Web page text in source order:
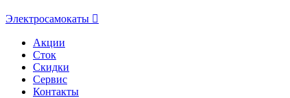
Электросамокаты
Акции
Сток
Скидки
Сервис
Контакты